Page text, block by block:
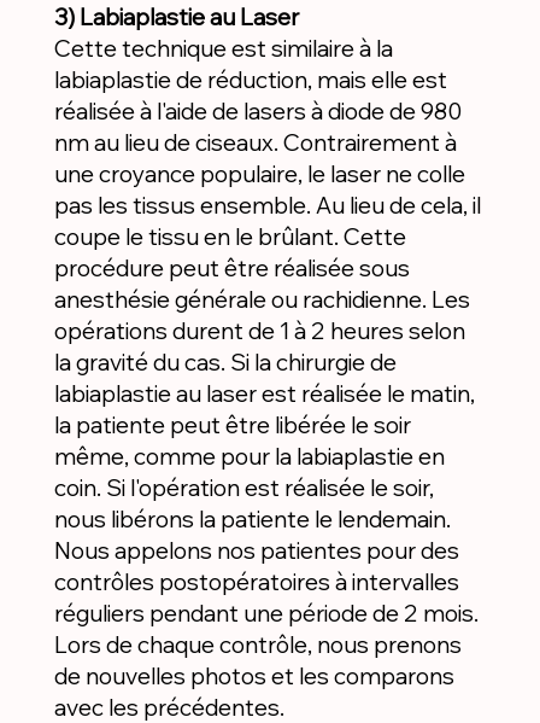
3) Labiaplastie au Laser
Cette technique est similaire à la
labiaplastie de réduction, mais elle est
réalisée à l'aide de lasers à diode de 980
nm au lieu de ciseaux. Contrairement à
une croyance populaire, le laser ne colle
pas les tissus ensemble. Au lieu de cela, il
coupe le tissu en le brûlant. Cette
procédure peut être réalisée sous
anesthésie générale ou rachidienne. Les
opérations durent de 1 à 2 heures selon
la gravité du cas. Si la chirurgie de
labiaplastie au laser est réalisée le matin,
la patiente peut être libérée le soir
même, comme pour la labiaplastie en
coin. Si l'opération est réalisée le soir,
nous libérons la patiente le lendemain.
Nous appelons nos patientes pour des
contrôles postopératoires à intervalles
réguliers pendant une période de 2 mois.
Lors de chaque contrôle, nous prenons
de nouvelles photos et les comparons
avec les précédentes.